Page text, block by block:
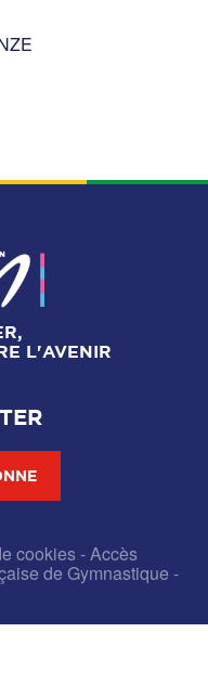
L'AVENIR
cookies-Accès
de Gymnastique -